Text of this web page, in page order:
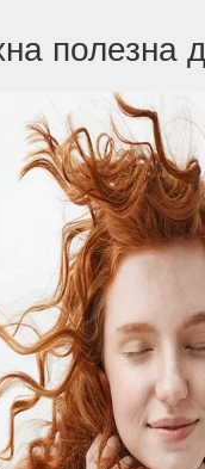
полезна